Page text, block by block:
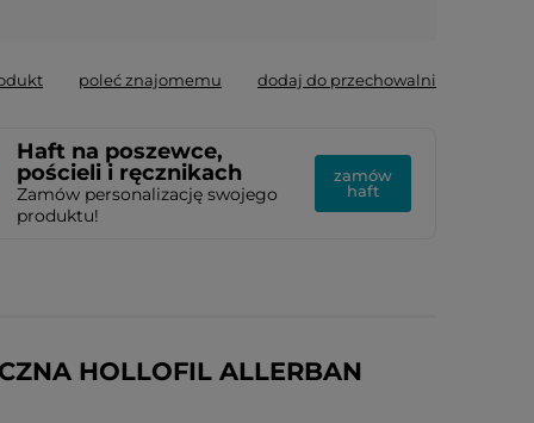
poleć znajomemu dodaj do przechowalni
Haft na poszewce,
pościeli i ręcznikach
Zamów personalizację swojego
produktu!
zamów
haft
HOLLOFIL ALLERBAN